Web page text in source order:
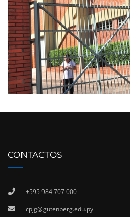
CONTACTOS
+595 984 707 000
cpjg@gutenberg.edu.py